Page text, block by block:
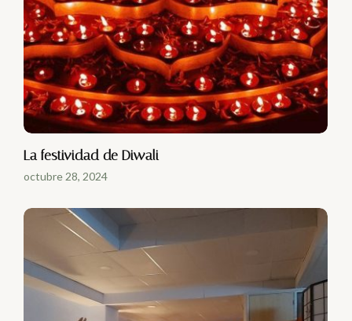
La festividad de Diwali
octubre 28, 2024